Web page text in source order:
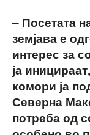
– Посетата
земјава е
интерес за
ја
комори ја
Северна
потреба од